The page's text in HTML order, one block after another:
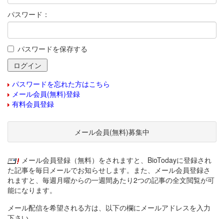
パスワード：
パスワードを保存する
パスワードを忘れた方はこちら
メール会員(無料)登録
有料会員登録
メール会員(無料)募集中
メール会員登録（無料）をされますと、BioTodayに登録され
た記事を毎日メールでお知らせします。また、メール会員登録さ
れますと、毎週月曜からの一週間あたり2つの記事の全文閲覧が可
能になります。
メール配信を希望される方は、以下の欄にメールアドレスを入力